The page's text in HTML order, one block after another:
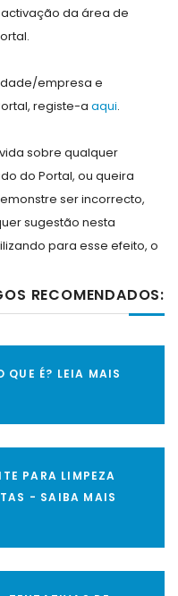
da área de
empresa e
registe-a aqui.
sobre qualquer
do Portal, ou queira
ser incorrecto,
sugestão nesta
para esse efeito, o
RECOMENDADOS:
É? LEIA MAIS
PARA LIMPEZA
- SAIBA MAIS